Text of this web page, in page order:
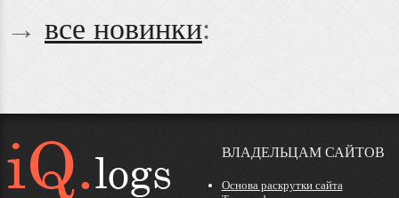
→ все новинки:
ВЛАДЕЛЬЦАМ САЙТОВ
Основа раскрутки сайта